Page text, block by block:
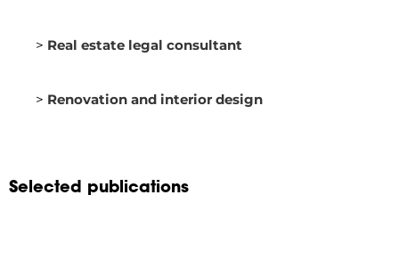
> Real estate legal consultant
> Renovation and interior design
Selected publications